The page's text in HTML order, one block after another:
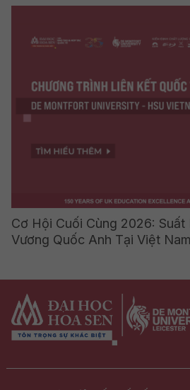
Cơ Hội Cuối Cùng 2026:
Vương Quốc Anh Tại Việt